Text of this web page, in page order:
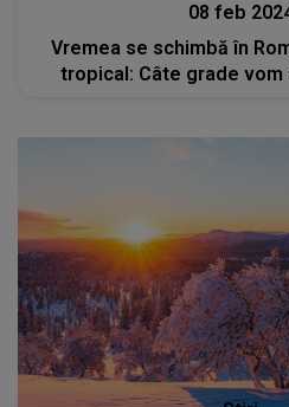
08 feb
Vremea se schimbă în
tropical: Câte grade vom